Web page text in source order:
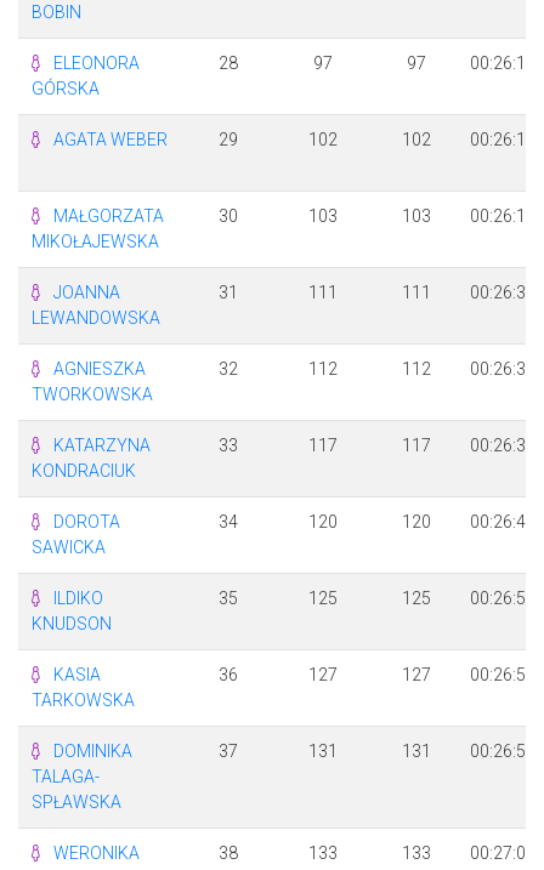
BOBIN
ELEONORA
GÓRSKA
28 97 97 00:26:11
AGATA WEBER 29 102 102 00:26:14
MAŁGORZATA
MIKOŁAJEWSKA
30 103 103 00:26:14
JOANNA
LEWANDOWSKA
31 111 111 00:26:31
AGNIESZKA
TWORKOWSKA
32 112 112 00:26:33
KATARZYNA
KONDRACIUK
33 117 117 00:26:39
DOROTA
SAWICKA
34 120 120 00:26:45
ILDIKO
KNUDSON
35 125 125 00:26:53
KASIA
TARKOWSKA
36 127 127 00:26:55
DOMINIKA
TALAGA-
SPŁAWSKA
37 131 131 00:26:58
WERONIKA
38 133 133 00:27:00